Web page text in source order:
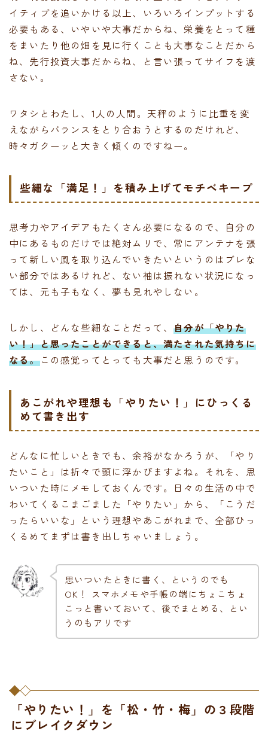
イティブを追いかける以上、いろいろインプットする
必要もある、いやいや大事だからね、栄養をとって種
をまいたり他の畑を見に行くことも大事なことだから
ね、先行投資大事だからね、と言い張ってサイフを渡
さない。
ワタシとわたし、1人の人間。天秤のように比重を変
えながらバランスをとり合おうとするのだけれど、
時々ガクーッと大きく傾くのですねー。
些細な「満足！」を積み上げてモチベキープ
思考力やアイデアもたくさん必要になるので、自分の
中にあるものだけでは絶対ムリで、常にアンテナを張
って新しい風を取り込んでいきたいというのはブレな
い部分ではあるけれど、ない袖は振れない状況になっ
ては、元も子もなく、夢も見れやしない。
しかし、どんな些細なことだって、自分が「やりた
い！」と思ったことができると、満たされた気持ちに
なる。この感覚ってとっても大事だと思うのです。
あこがれや理想も「やりたい！」にひっくる
めて書き出す
どんなに忙しいときでも、余裕がなかろうが、「やり
たいこと」は折々で頭に浮かびますよね。それを、思
いついた時にメモしておくんです。日々の生活の中で
わいてくるこまごました「やりたい」から、「こうだ
ったらいいな」という理想やあこがれまで、全部ひっ
くるめてまずは書き出しちゃいましょう。
思いついたときに書く、というのでも
OK！ スマホメモや手帳の端にちょこちょ
こっと書いておいて、後でまとめる、とい
うのもアリです
「やりたい！」を「松・竹・梅」の３段階
にブレイクダウン